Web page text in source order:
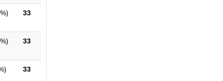
) 33
) 33
) 33